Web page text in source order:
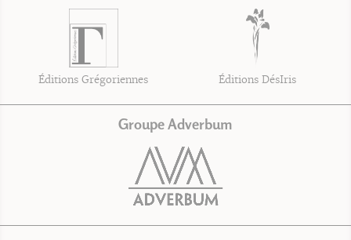
Éditions Grégoriennes Éditions DésIris
Groupe Adverbum